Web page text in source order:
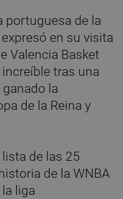
portuguesa de la
en su visita
Valencia Basket
tras una
la
de la Reina y
de las 25
de la WNBA
liga